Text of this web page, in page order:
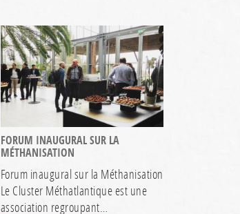
FORUM INAUGURAL SUR LA
MÉTHANISATION
Forum inaugural sur la Méthanisation
Le Cluster Méthatlantique est une
association regroupant…